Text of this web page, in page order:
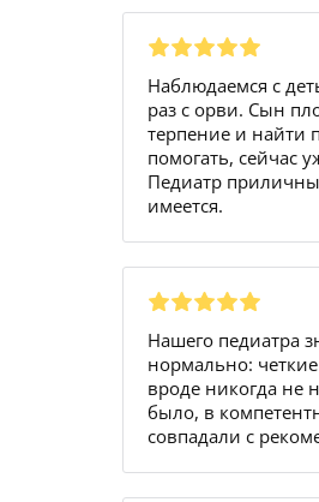
Наблюдаемся с
раз с орви. Сын
терпение и найти
помогать, сейчас
Педиатр
имеется.
Нашего педиатра
нормально:
вроде никогда не
было, в
совпадали с